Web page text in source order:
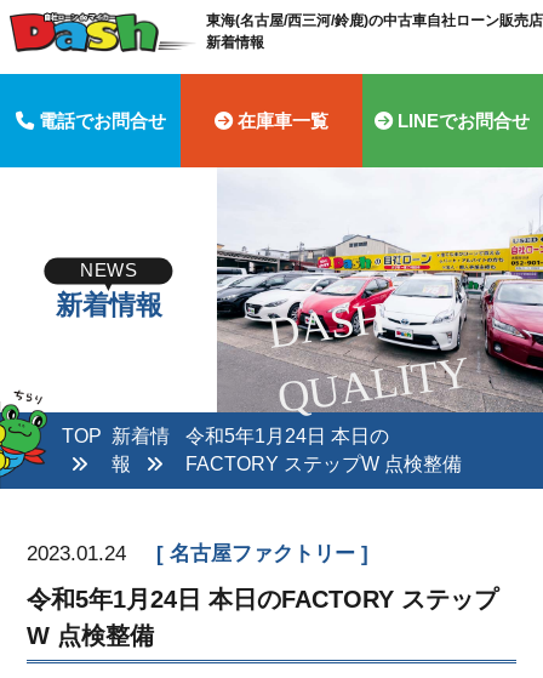
東海(名古屋/西三河/鈴鹿)の中古車自社ローン販売
新着情報
電話でお問合せ 在庫車一覧 LINEでお問合せ
D
A
S
H
Q
U
A
LI
T
Y
NEWS
新着情報
TOP 新着情
報
令和5年1月24日 本日の
FACTORY ステップW 点検整備
2023.01.24 名古屋ファクトリー
令和5年1月24日 本日のFACTORY ステップ
W 点検整備